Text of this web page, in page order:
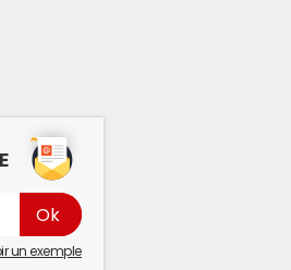
un exemple